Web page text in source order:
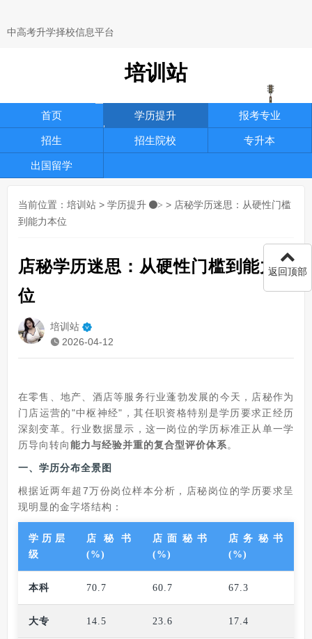
中高考升学择校信息平台
培训站
首页 学历提升 报考专业
招生 招生院校 专升本
出国留学
当前位置： 培训站 > 学历提升 > > 店秘学历迷思：从硬性门槛
到能力本位
店秘学历迷思：从硬性门槛到能力本
位
培训站
2026-04-12
在零售、地产、酒店等服务行业蓬勃发展的今天，店秘作为
门店运营的"中枢神经"，其任职资格特别是学历要求正经历
深刻变革。行业数据显示，这一岗位的学历标准正从单一学
历导向转向能力与经验并重的复合型评价体系。
一、学历分布全景图
根据近两年超7万份岗位样本分析，店秘岗位的学历要求呈
现明显的金字塔结构：
学历层
级
店秘书
(%)
店面秘书
(%)
店务秘书
(%)
本科 70.7 60.7 67.3
大专 14.5 23.6 17.4
返回顶部